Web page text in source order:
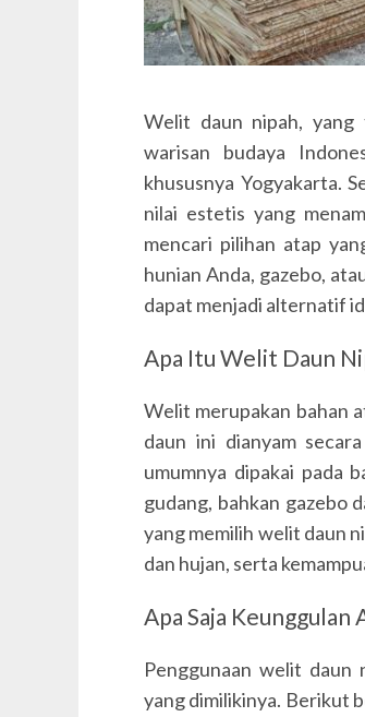
Welit daun nipah, yang
warisan budaya
khususnya Yogyakarta.
nilai estetis yang
mencari pilihan atap
hunian Anda, gazebo,
dapat menjadi alternatif
Apa Itu Welit Daun
Welit merupakan bahan
daun ini dianyam
umumnya dipakai pada
gudang, bahkan gazebo
yang memilih welit daun
dan hujan, serta
Apa Saja
Penggunaan welit daun
yang dimilikinya. Berikut